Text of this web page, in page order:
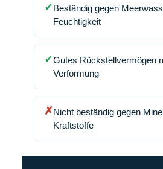
✓ Beständig gegen
Feuchtigkeit
✓Gutes Rückstellvermögen
Verformung
✗Nicht beständig gegen
Kraftstoffe